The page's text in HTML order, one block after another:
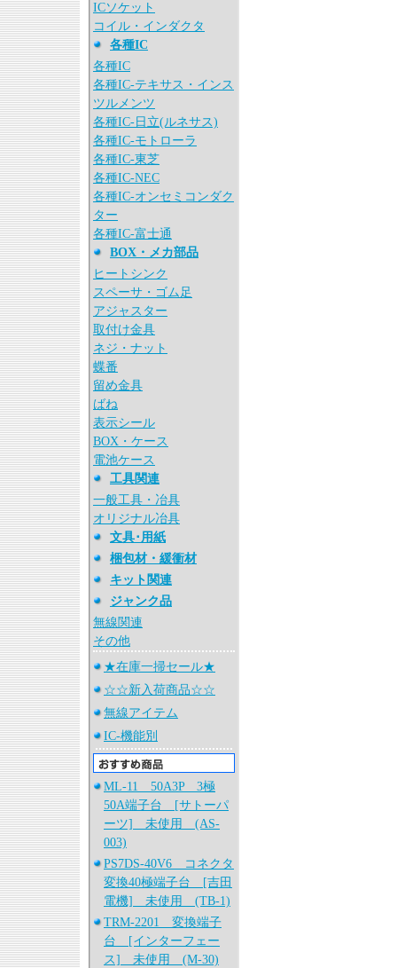
ICソケット
コイル・インダクタ
各種IC
各種IC
各種IC-テキサス・インス
ツルメンツ
各種IC-日立(ルネサス)
各種IC-モトローラ
各種IC-東芝
各種IC-NEC
各種IC-オンセミコンダク
ター
各種IC-富士通
BOX・メカ部品
ヒートシンク
スペーサ・ゴム足
アジャスター
取付け金具
ネジ・ナット
蝶番
留め金具
ばね
表示シール
BOX・ケース
電池ケース
工具関連
一般工具・冶具
オリジナル冶具
文具･用紙
梱包材・緩衝材
キット関連
ジャンク品
無線関連
その他
★在庫一掃セール★
☆☆新入荷商品☆☆
無線アイテム
IC-機能別
ML-11 50A3P 3極
50A端子台 [サトーパ
ーツ] 未使用 (AS-
003)
PS7DS-40V6 コネクタ
変換40極端子台 [吉田
電機] 未使用 (TB-1)
TRM-2201 変換端子
台 [インターフェー
ス] 未使用 (M-30)